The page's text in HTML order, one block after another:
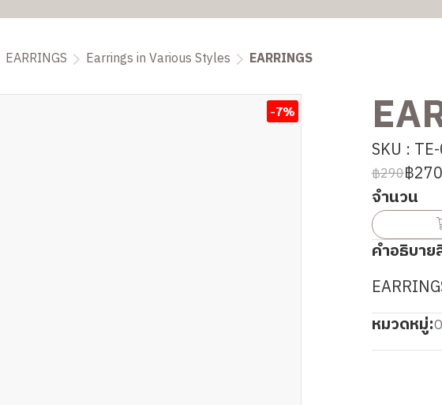
EARRINGS Earrings in Various Styles EARRINGS
-7%
SKU :
฿290฿270
จำนวน
คำอธิบา
หมวดหมู่: